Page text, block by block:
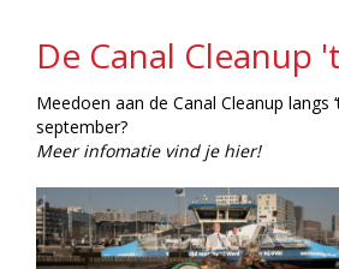
De Canal Cleanup
Meedoen aan de Canal Cleanup langs
september?
Meer infomatie vind je hier!